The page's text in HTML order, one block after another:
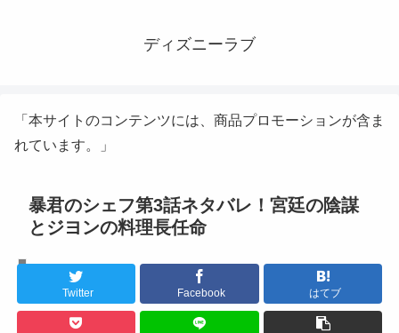
ディズニーラブ
「本サイトのコンテンツには、商品プロモーションが含ま
れています。」
暴君のシェフ第3話ネタバレ！宮廷の陰謀
とジヨンの料理長任命
Twitter Facebook はてブ